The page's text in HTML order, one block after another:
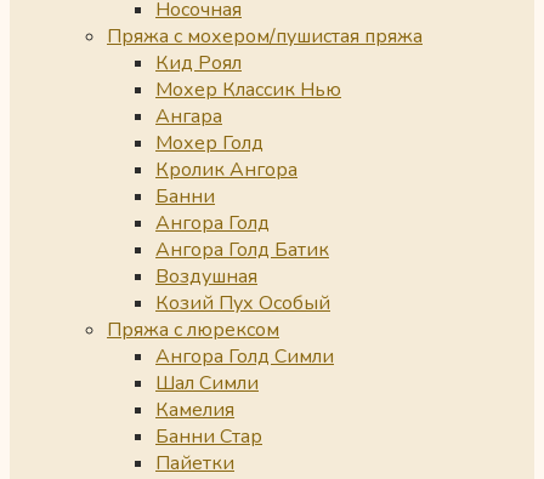
Носочная
Пряжа с мохером/пушистая пряжа
Кид Роял
Мохер Классик Нью
Ангара
Мохер Голд
Кролик Ангора
Банни
Ангора Голд
Ангора Голд Батик
Воздушная
Козий Пух Особый
Пряжа с люрексом
Ангора Голд Симли
Шал Симли
Камелия
Банни Стар
Пайетки